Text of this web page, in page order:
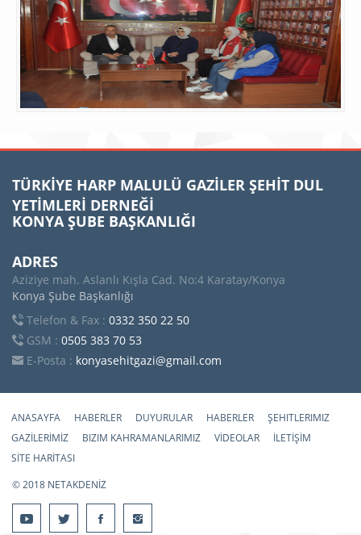
TÜRKİYE HARP MALULÜ GAZİLER ŞEHİT DUL
YETİMLERİ DERNEĞİ
KONYA ŞUBE BAŞKANLIĞI
ADRES
Aziziye mah. Aslanlı Kışla Cad. No:4 Karatay/Konya
Konya Şube Başkanlığı
Telefon & Fax : 0332 350 22 50
GSM : 0505 383 70 53
E-Posta : konyasehitgazi@gmail.com
ANASAYFA HABERLER DUYURULAR HABERLER
ŞEHITLERIMIZ
GAZİLERİMİZ
BIZIM KAHRAMANLARIMIZ VİDEOLAR
İLETİŞİM
SİTE HARİTASI
© 2018 NETAKDENİZ